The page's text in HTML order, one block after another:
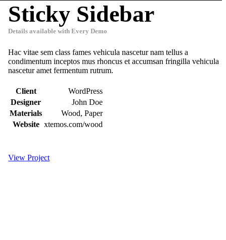
Sticky Sidebar
Details available with Every Demo
Hac vitae sem class fames vehicula nascetur nam tellus a
condimentum inceptos mus rhoncus et accumsan fringilla vehicula
nascetur amet fermentum rutrum.
Client
WordPress
Designer
John Doe
Materials
Wood, Paper
Website xtemos.com/wood
View Project